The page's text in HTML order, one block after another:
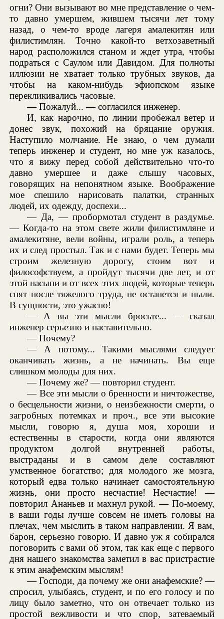
огни? Они вызывают во мне представление о чем-
то давно умершем, жившем тысячи лет тому
назад, о чем-то вроде лагеря амалекитян или
филистимлян. Точно какой-то ветхозаветный
народ расположился станом и ждет утра, чтобы
подраться с Саулом или Давидом. Для полноты
иллюзии не хватает только трубных звуков, да
чтобы на каком-нибудь эфиопском языке
перекликивались часовые.
— Пожалуй... — согласился инженер.
И, как нарочно, по линии пробежал ветер и
донес звук, похожий на бряцание оружия.
Наступило молчание. Не знаю, о чем думали
теперь инженер и студент, но мне уж казалось,
что я вижу перед собой действительно что-то
давно умершее и даже слышу часовых,
говорящих на непонятном языке. Воображение
мое спешило нарисовать палатки, странных
людей, их одежду, доспехи...
— Да, — пробормотал студент в раздумье.
— Когда-то на этом свете жили филистимляне и
амалекитяне, вели войны, играли роль, а теперь
их и след простыл. Так и с нами будет. Теперь мы
строим железную дорогу, стоим вот и
философствуем, а пройдут тысячи две лет, и от
этой насыпи и от всех этих людей, которые теперь
спят после тяжелого труда, не останется и пыли.
В сущности, это ужасно!
— А вы эти мысли бросьте... — сказал
инженер серьезно и наставительно.
— Почему?
— А потому... Такими мыслями следует
оканчивать жизнь, а не начинать. Вы еще
слишком молоды для них.
— Почему же? — повторил студент.
— Все эти мысли о бренности и ничтожестве,
о бесцельности жизни, о неизбежности смерти, о
загробных потемках и проч., все эти высокие
мысли, говорю я, душа моя, хороши и
естественны в старости, когда они являются
продуктом долгой внутренней работы,
выстраданы и в самом деле составляют
умственное богатство; для молодого же мозга,
который едва только начинает самостоятельную
жизнь, они просто несчастие! Несчастие! —
повторил Ананьев и махнул рукой. — По-моему,
в ваши годы лучше совсем не иметь головы на
плечах, чем мыслить в таком направлении. Я вам,
барон, серьезно говорю. И давно уж я собирался
поговорить с вами об этом, так как еще с первого
дня нашего знакомства заметил в вас пристрастие
к этим анафемским мыслям!
— Господи, да почему же они анафемские? —
спросил, улыбаясь, студент, и по его голосу и по
лицу было заметно, что он отвечает только из
простой вежливости и что спор, затеваемый